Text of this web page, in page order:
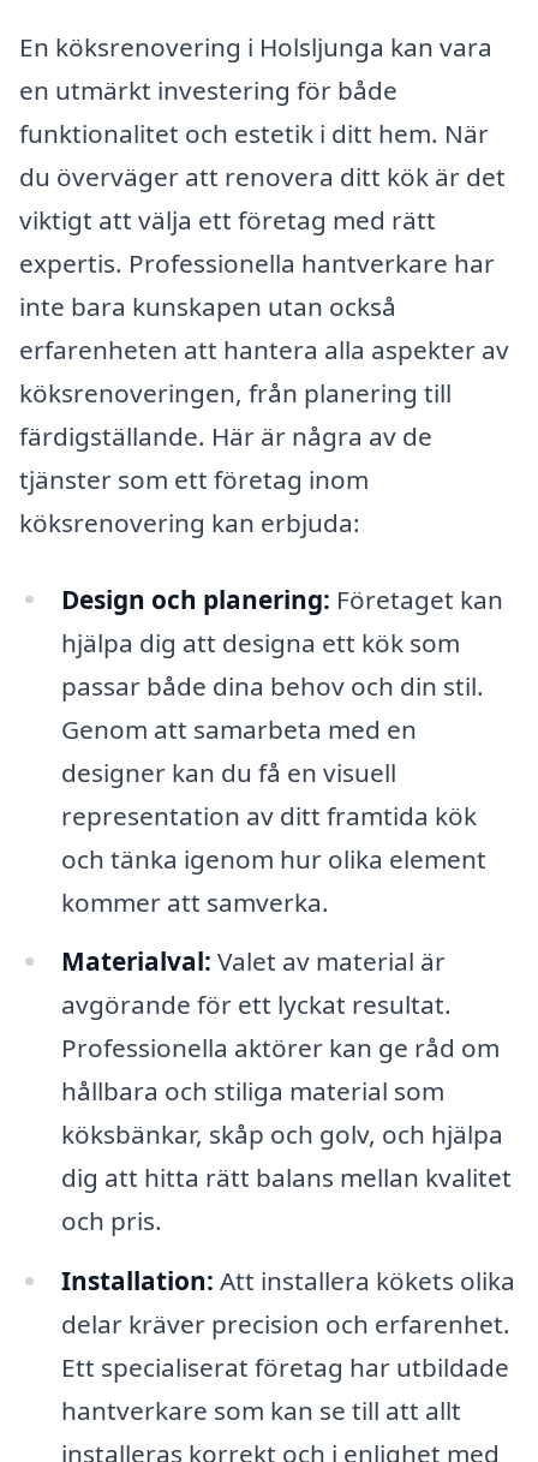
En köksrenovering i Holsljunga kan vara
en utmärkt investering för både
funktionalitet och estetik i ditt hem. När
du överväger att renovera ditt kök är det
viktigt att välja ett företag med rätt
expertis. Professionella hantverkare har
inte bara kunskapen utan också
erfarenheten att hantera alla aspekter av
köksrenoveringen, från planering till
färdigställande. Här är några av de
tjänster som ett företag inom
köksrenovering kan erbjuda:
Design och planering: Företaget kan
hjälpa dig att designa ett kök som
passar både dina behov och din stil.
Genom att samarbeta med en
designer kan du få en visuell
representation av ditt framtida kök
och tänka igenom hur olika element
kommer att samverka.
Materialval: Valet av material är
avgörande för ett lyckat resultat.
Professionella aktörer kan ge råd om
hållbara och stiliga material som
köksbänkar, skåp och golv, och hjälpa
dig att hitta rätt balans mellan kvalitet
och pris.
Installation: Att installera kökets olika
delar kräver precision och erfarenhet.
Ett specialiserat företag har utbildade
hantverkare som kan se till att allt
installeras korrekt och i enlighet med